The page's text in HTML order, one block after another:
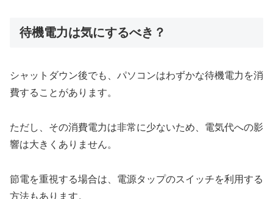
待機電力は気にするべき？
シャットダウン後でも、パソコンはわずかな待機電力を消
費することがあります。
ただし、その消費電力は非常に少ないため、電気代への影
響は大きくありません。
節電を重視する場合は、電源タップのスイッチを利用する
方法もあります。